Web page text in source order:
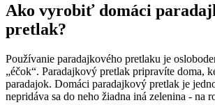
Ako vyrobiť domáci
pretlak?
Používanie paradajkového pretlaku je
„éčok“. Paradajkový pretlak pripravíte doma,
paradajok. Domáci paradajkový pretlak je
nepridáva sa do neho žiadna iná zelenina - na